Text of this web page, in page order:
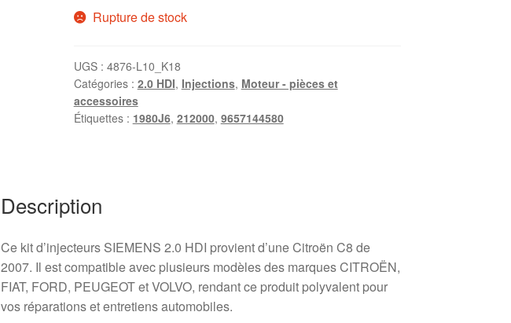
Rupture de stock
UGS : 4876-L10_K18
Catégories : 2.0 HDI, Injections, Moteur - pièces et
accessoires
Étiquettes : 1980J6, 212000, 9657144580
Description
Ce kit d’injecteurs SIEMENS 2.0 HDI provient d’une Citroën C8 de
2007. Il est compatible avec plusieurs modèles des marques CITROËN,
FIAT, FORD, PEUGEOT et VOLVO, rendant ce produit polyvalent pour
vos réparations et entretiens automobiles.